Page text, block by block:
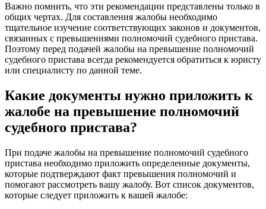
Важно помнить, что эти рекомендации представлены только в
общих чертах. Для составления жалобы необходимо
тщательное изучение соответствующих законов и документов,
связанных с превышениями полномочий судебного пристава.
Поэтому перед подачей жалобы на превышение полномочий
судебного пристава всегда рекомендуется обратиться к юристу
или специалисту по данной теме.
Какие документы нужно приложить к
жалобе на превышение полномочий
судебного пристава?
При подаче жалобы на превышение полномочий судебного
пристава необходимо приложить определенные документы,
которые подтверждают факт превышения полномочий и
помогают рассмотреть вашу жалобу. Вот список документов,
которые следует приложить к вашей жалобе: